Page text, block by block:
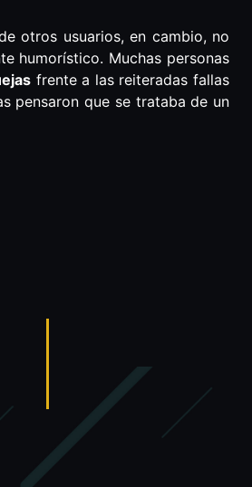
otros usuarios, en cambio, no
humorístico. Muchas personas
frente a las reiteradas fallas
pensaron que se trataba de un